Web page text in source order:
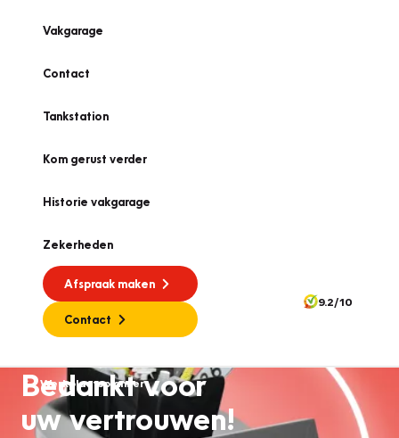
Vakgarage
Contact
Tankstation
Kom gerust verder
Historie vakgarage
Zekerheden
Afspraak maken
Contact
9.2/10
Werkplaatsplanner
Bedankt voor
uw vertrouwen!